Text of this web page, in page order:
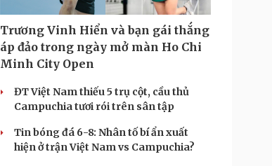
Trương Vinh Hiển và bạn gái thắng
áp đảo trong ngày mở màn Ho Chi
Minh City Open
ĐT Việt Nam thiếu 5 trụ cột, cầu thủ
Campuchia tươi rói trên sân tập
Tin bóng đá 6-8: Nhân tố bí ẩn xuất
hiện ở trận Việt Nam vs Campuchia?